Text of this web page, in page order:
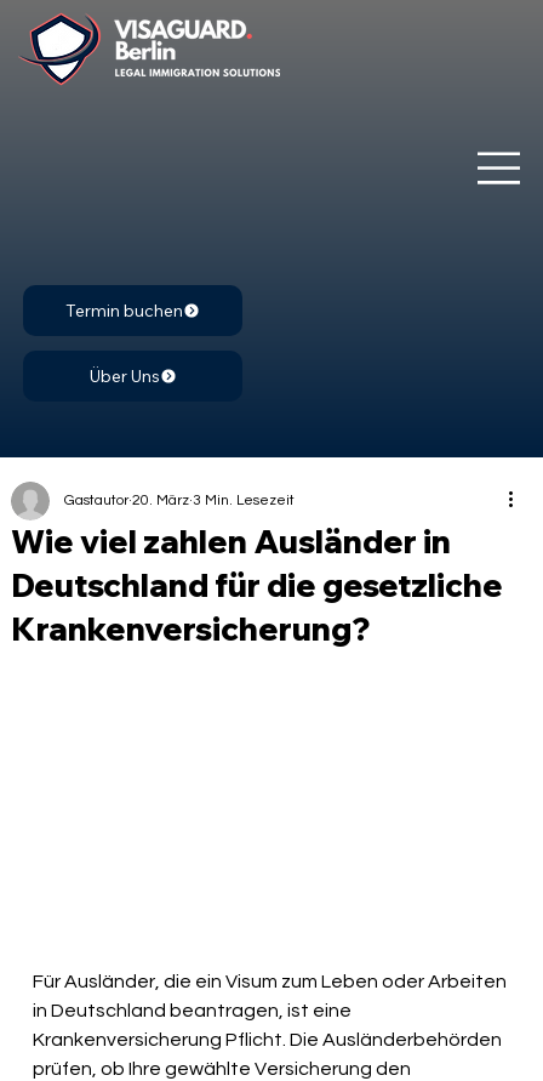
Termin buchen
Über Uns
Wie viel zahlen Ausländer in
Deutschland für die gesetzliche
Krankenversicherung?
Gastautor 20. März 3 Min. Lesezeit
Für Ausländer, die ein Visum zum Leben oder Arbeiten
in Deutschland beantragen, ist eine
Krankenversicherung Pflicht. Die Ausländerbehörden
prüfen, ob Ihre gewählte Versicherung den